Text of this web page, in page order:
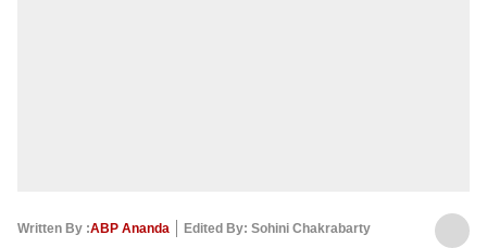
Written By :ABP Ananda
Edited By: Sohini Chakrabarty